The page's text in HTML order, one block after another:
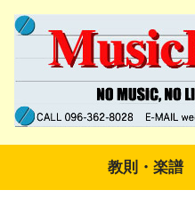
教則・楽譜